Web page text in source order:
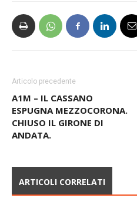
Articolo precedente
A1M – IL CASSANO
ESPUGNA MEZZOCORONA.
CHIUSO IL GIRONE DI
ANDATA.
ARTICOLI CORRELATI